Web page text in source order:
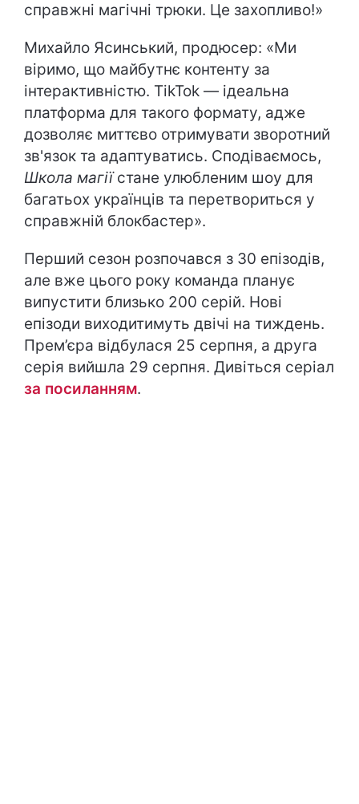
справжні магічні трюки. Це захопливо!»
​Михайло Ясинський, продюсер: «Ми
віримо, що майбутнє контенту за
інтерактивністю. TikTok — ідеальна
платформа для такого формату, адже
дозволяє миттєво отримувати зворотний
зв'язок та адаптуватись. Сподіваємось,
Школа магіїстане улюбленим шоу для
багатьох українців та перетвориться у
справжній блокбастер».
Перший сезон розпочався з 30 епізодів,
але вже цього року команда планує
випустити близько 200 серій. Нові
епізоди виходитимуть двічі на тиждень.
Прем’єра відбулася 25 серпня, а друга
серія вийшла 29 серпня. Дивіться серіал
за посиланням.